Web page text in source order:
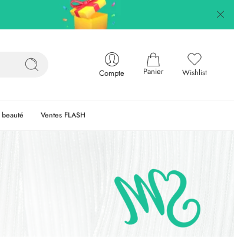
Compte Panier Wishlist
Ventes FLASH